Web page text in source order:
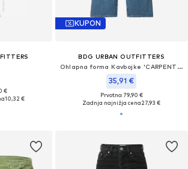
€
10,32 €
KUPON
BDG URBAN OUTFITTERS
Ohlapna forma Kavbojke 'CARPENTER'
35,91 €
Prvotno: 79,90 €
Zadnja najnižja cena27,93 €